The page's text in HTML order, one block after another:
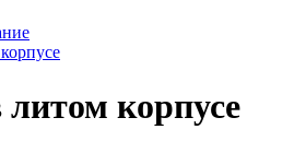
корпусе